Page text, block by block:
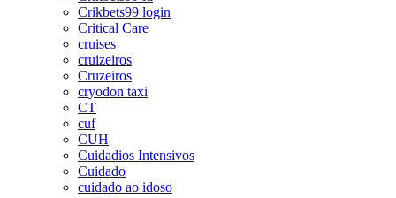
Crikbets99 login
Critical Care
cruises
cruizeiros
Cruzeiros
cryodon taxi
CT
cuf
CUH
Cuidadios Intensivos
Cuidado
cuidado ao idoso